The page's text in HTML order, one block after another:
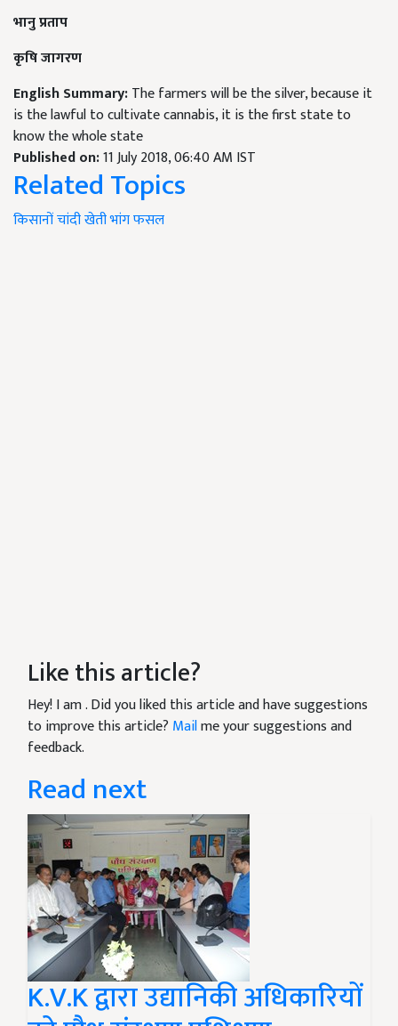
भानु प्रताप
कृषि जागरण
English Summary:The farmers will be the silver, because it
is the lawful to cultivate cannabis, it is the first state to
know the whole state
Published on:11 July 2018, 06:40 AM IST
Related Topics
किसानोंचांदीखेतीभांगफसल
Like this article?
Hey! I am. Did you liked this article and have suggestions
to improve this article? Mailme your suggestions and
feedback.
Read next
K.V.K द्वारा उद्यानिकी अधिकारियों